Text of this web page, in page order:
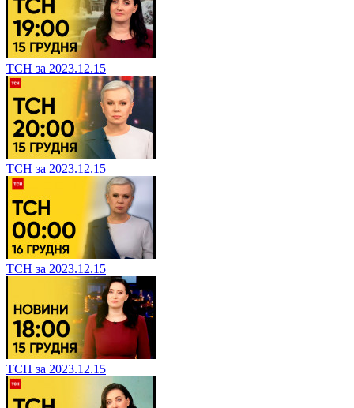
ТСН за 2023.12.15
ТСН за 2023.12.15
ТСН за 2023.12.15
ТСН за 2023.12.15